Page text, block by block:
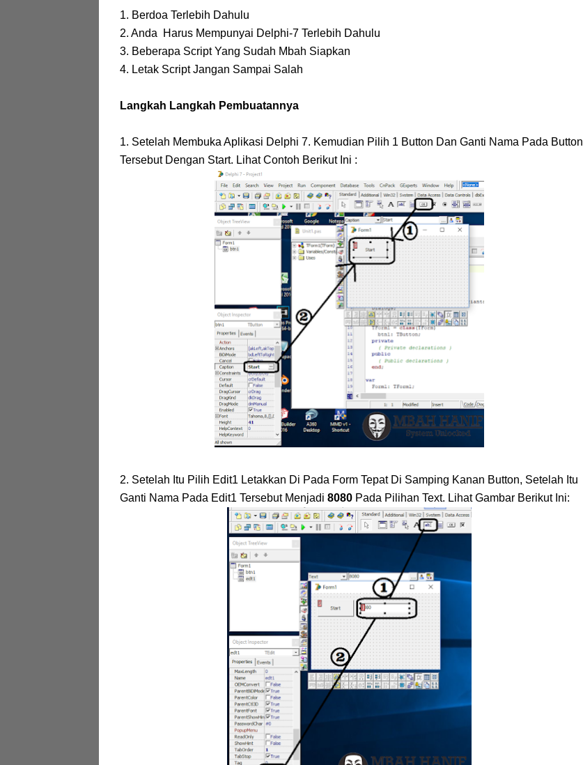
1. Berdoa Terlebih Dahulu
2. Anda Harus Mempunyai Delphi-7 Terlebih Dahulu
3. Beberapa Script Yang Sudah Mbah Siapkan
4. Letak Script Jangan Sampai Salah
Langkah Langkah Pembuatannya
1. Setelah Membuka Aplikasi Delphi 7. Kemudian Pilih 1 Button Dan Ganti Nama Pada Button
Tersebut Dengan Start. Lihat Contoh Berikut Ini :
2. Setelah Itu Pilih Edit1 Letakkan Di Pada Form Tepat Di Samping Kanan Button, Setelah Itu
Ganti Nama Pada Edit1 Tersebut Menjadi 8080 Pada Pilihan Text. Lihat Gambar Berikut Ini: